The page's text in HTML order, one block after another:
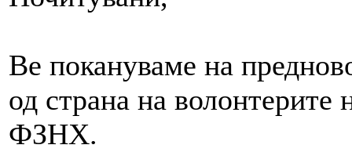
Ве покануваме на
од страна на волонтерите
ФЗНХ.